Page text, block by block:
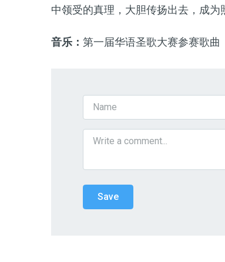
中领受的真理，大胆传扬出去，成为
音乐： 第一届华语圣歌大赛参赛歌曲